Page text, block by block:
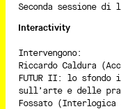
Seconda sessione di
Interactivity
Intervengono:
Riccardo Caldura
FUTUR II: lo
sull’arte e delle
Fossato